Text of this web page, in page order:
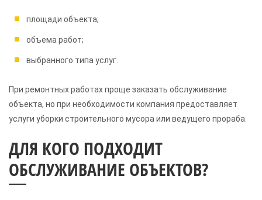
площади объекта;
объема работ;
выбранного типа услуг.
При ремонтных работах проще заказать обслуживание
объекта, но при необходимости компания предоставляет
услуги уборки строительного мусора или ведущего прораба.
ДЛЯ КОГО ПОДХОДИТ
ОБСЛУЖИВАНИЕ ОБЪЕКТОВ?